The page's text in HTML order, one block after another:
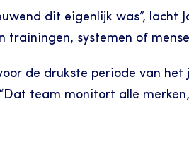
dit eigenlijk was”, lacht
systemen of
de drukste periode van
team monitort alle